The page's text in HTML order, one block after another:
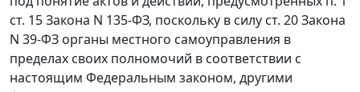
ст. 15Закона N 135-ФЗ, поскольку в силу ст. 20Закона
N 39-ФЗ органы местного самоуправления в
пределах своих полномочий в соответствии с
настоящим Федеральным законом, другими